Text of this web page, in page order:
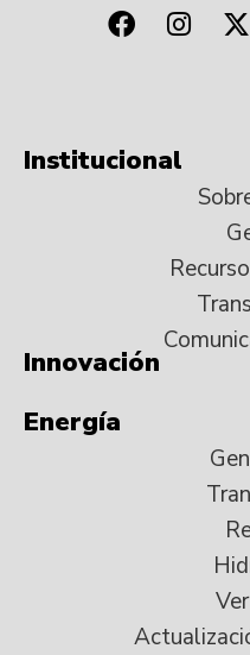
Institucional
Innovación
Energía